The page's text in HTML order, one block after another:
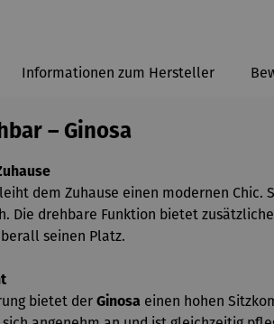
Informationen zum Hersteller
– Ginosa
dem Zuhause einen modernen
Die drehbare Funktion bietet
seinen Platz.
bietet der Ginosa einen hohen